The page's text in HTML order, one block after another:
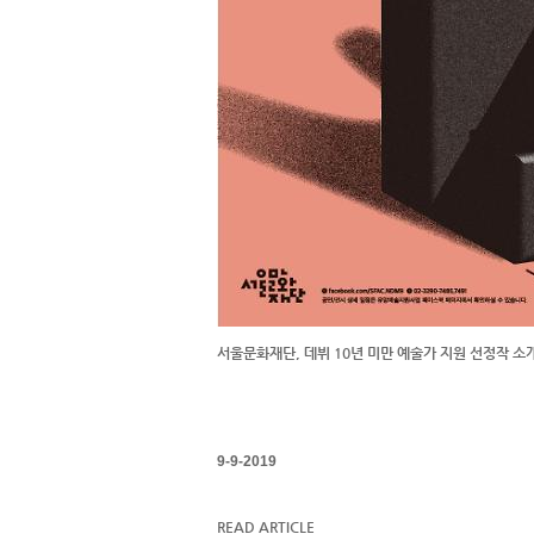
서울문화재단, 데뷔 10년 미만 예술가 지원 선정작 소
9-9-2019
READ ARTICLE